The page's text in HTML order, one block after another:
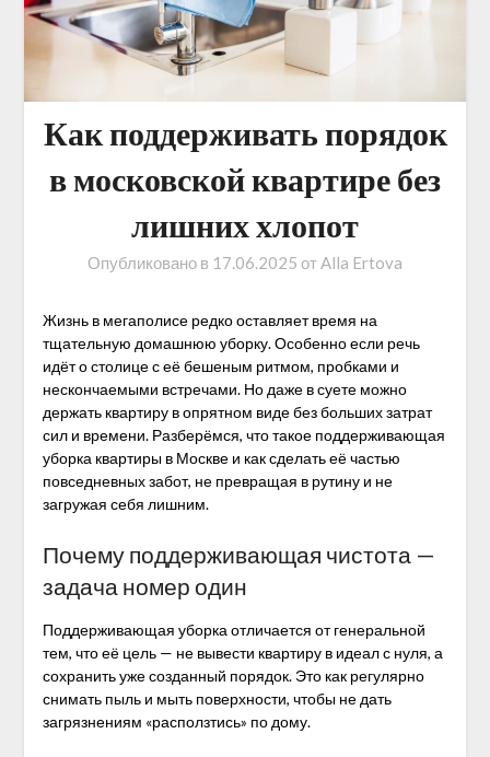
Как поддерживать порядок
в московской квартире без
лишних хлопот
Опубликовано в 17.06.2025 отAlla Ertova
Жизнь в мегаполисе редко оставляет время на
тщательную домашнюю уборку. Особенно если речь
идёт о столице с её бешеным ритмом, пробками и
нескончаемыми встречами. Но даже в суете можно
держать квартиру в опрятном виде без больших затрат
сил и времени. Разберёмся, что такое поддерживающая
уборка квартиры в Москве и как сделать её частью
повседневных забот, не превращая в рутину и не
загружая себя лишним.
Почему поддерживающая чистота —
задача номер один
Поддерживающая уборка отличается от генеральной
тем, что её цель — не вывести квартиру в идеал с нуля, а
сохранить уже созданный порядок. Это как регулярно
снимать пыль и мыть поверхности, чтобы не дать
загрязнениям «расползтись» по дому.